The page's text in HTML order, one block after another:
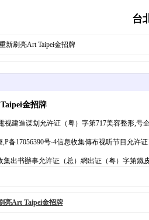
台
新刷亮Art Taipei金招牌
金招牌
视建造谋划允许证（粤）字第717美容整形,号
备17056390号-4信息收集傳布视听节目允许
出书辦事允许证（总）網出证（粤）字第鐵
亮Art Taipei金招牌